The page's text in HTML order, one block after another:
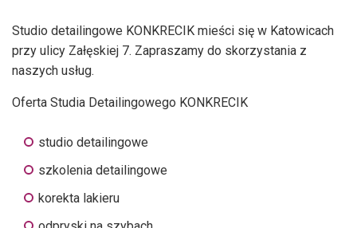
Studio detailingowe KONKRECIK mieści się w Katowicach
przy ulicy Załęskiej 7. Zapraszamy do skorzystania z
naszych usług.
Oferta Studia Detailingowego KONKRECIK
studio detailingowe
szkolenia detailingowe
korekta lakieru